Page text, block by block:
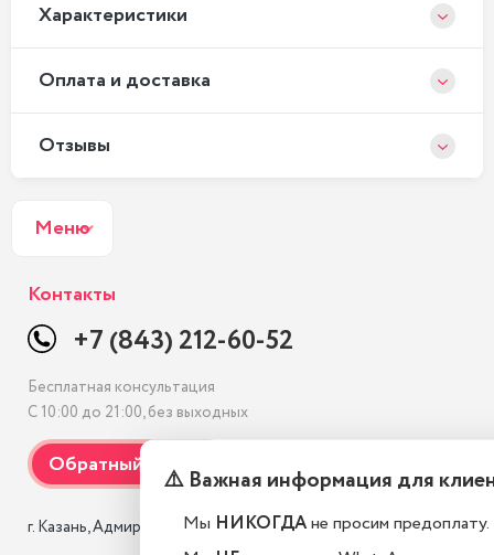
Xарактеристики
Оплата и доставка
Отзывы
Меню
Контакты
+7 (843) 212-60-52
Бесплатная консультация
С 10:00 до 21:00, без выходных
г. Казань, Адмиралтейская, 3 к1
⚠️ Важная информация для
Мы НИКОГДАне просим предоплату.